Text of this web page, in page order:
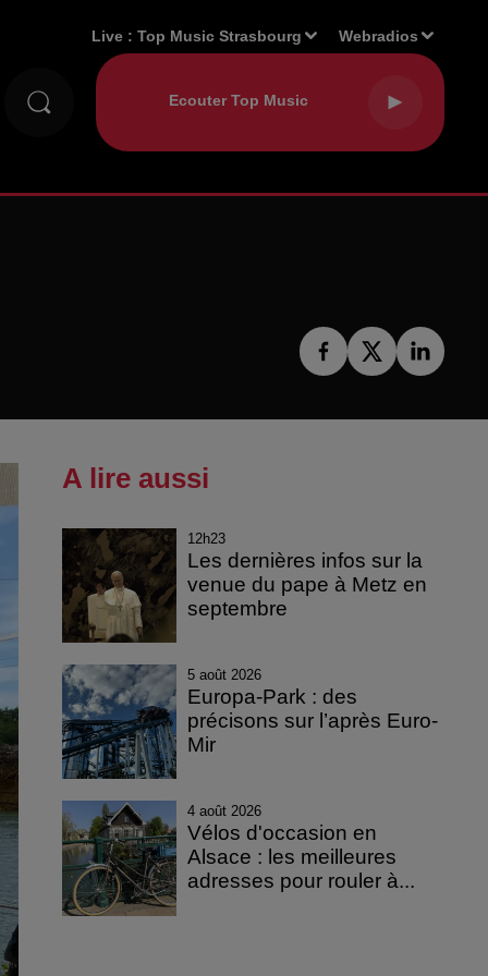
Live :Top Music Strasbourg Webradios
A lire aussi
12h23
Les dernières infos sur la
venue du pape à Metz en
septembre
5 août 2026
Europa-Park : des
précisons sur l’après Euro-
Mir
4 août 2026
Vélos d'occasion en
Alsace : les meilleures
adresses pour rouler à...